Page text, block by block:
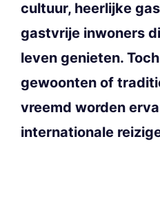
cultuur, heerlijke
gastvrije inwoners
leven genieten.
gewoonten of
vreemd worden
internationale